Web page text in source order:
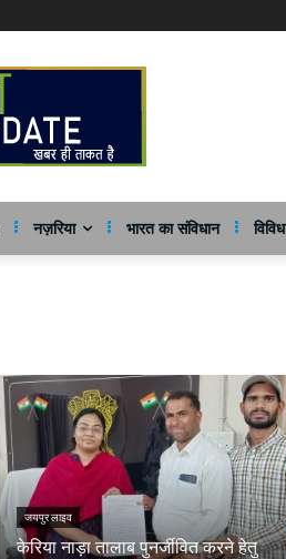
नज़रिया भारत का संविधान विविध
जयपुर लाइव
केरिया नाड़ा तालाब पुनर्जीवित करने हेतु